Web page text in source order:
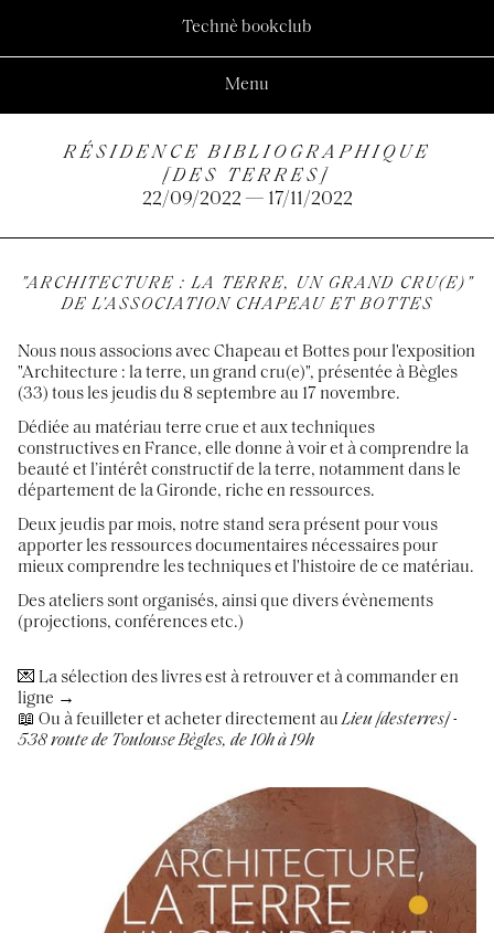
Technè bookclub
Menu
RÉSIDENCE BIBLIOGRAPHIQUE
[DES TERRES]
22/09/2022 — 17/11/2022
"ARCHITECTURE : LA TERRE, UN GRAND CRU(E)"
DE L'ASSOCIATION CHAPEAU ET BOTTES
Nous nous associons avec Chapeau et Bottes pour l'exposition
"Architecture : la terre, un grand cru(e)", présentée à Bègles
(33) tous les jeudis du 8 septembre au 17 novembre.
Dédiée au matériau terre crue et aux techniques
constructives en France, elle donne à voir et à comprendre la
beauté et l’intérêt constructif de la terre, notamment dans le
département de la Gironde, riche en ressources.
Deux jeudis par mois, notre stand sera présent pour vous
apporter les ressources documentaires nécessaires pour
mieux comprendre les techniques et l'histoire de ce matériau.
Des ateliers sont organisés, ainsi que divers évènements
(projections, conférences etc.)
💌 La sélection des livres est à retrouver et à commander en
ligne →
📖 Ou à feuilleter et acheter directement auLieu [desterres] -
538 route de Toulouse Bègles, de 10h à 19h